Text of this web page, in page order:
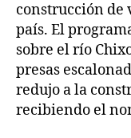
construcción de
país. El
sobre el río
presas
redujo a la
recibiendo el